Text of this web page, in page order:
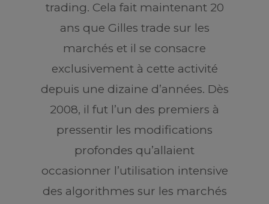
trading. Cela fait maintenant 20
ans que Gilles trade sur les
marchés et il se consacre
exclusivement à cette activité
depuis une dizaine d’années. Dès
2008, il fut l’un des premiers à
pressentir les modifications
profondes qu’allaient
occasionner l’utilisation intensive
des algorithmes sur les marchés